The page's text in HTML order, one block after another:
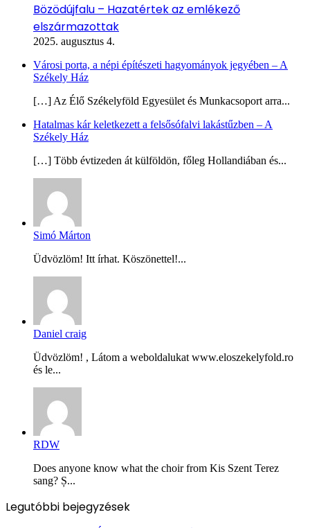
Bözödújfalu – Hazatértek az emlékező
elszármazottak
2025. augusztus 4.
Városi porta, a népi építészeti hagyományok jegyében – A
Székely Ház
[…] Az Élő Székelyföld Egyesület és Munkacsoport arra...
Hatalmas kár keletkezett a felsősófalvi lakástűzben – A
Székely Ház
[…] Több évtizeden át külföldön, főleg Hollandiában és...
Simó Márton
Üdvözlöm! Itt írhat. Köszönettel!...
Daniel craig
Üdvözlöm! , Látom a weboldalukat www.eloszekelyfold.ro
és le...
RDW
Does anyone know what the choir from Kis Szent Terez
sang? Ș...
Legutóbbi bejegyzések